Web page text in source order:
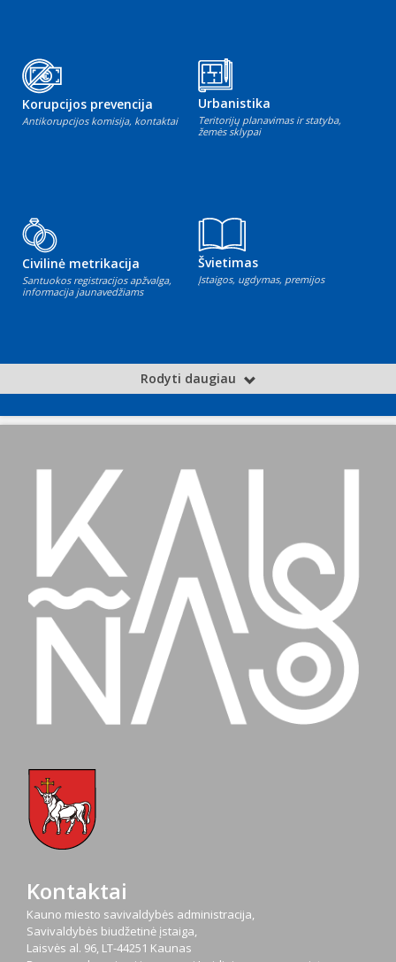
Korupcijos prevencija
Antikorupcijos komisija, kontaktai
Urbanistika
Teritorijų planavimas ir statyba,
žemės sklypai
Civilinė metrikacija
Santuokos registracijos apžvalga,
informacija jaunavedžiams
Švietimas
Įstaigos, ugdymas, premijos
Rodyti daugiau
Kontaktai
Kauno miesto savivaldybės administracija,
Savivaldybės biudžetinė įstaiga,
Laisvės al. 96, LT-44251 Kaunas